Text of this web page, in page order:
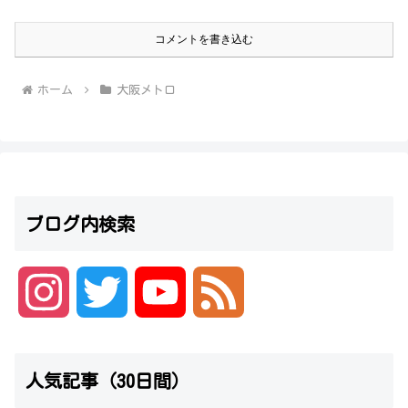
コメントを書き込む
ホーム 大阪メトロ
ブログ内検索
人気記事（30日間）